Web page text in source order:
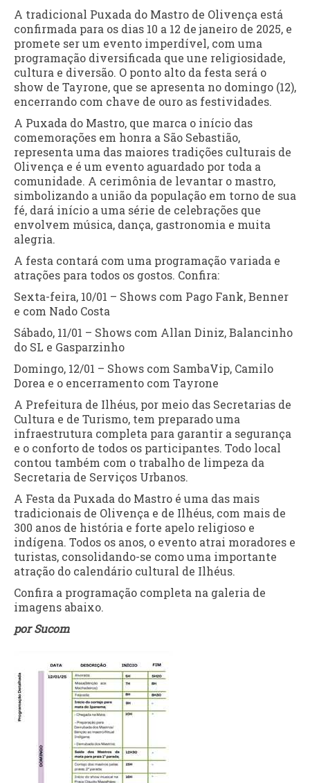
A tradicional Puxada do Mastro de Olivença está
confirmada para os dias 10 a 12 de janeiro de 2025, e
promete ser um evento imperdível, com uma
programação diversificada que une religiosidade,
cultura e diversão. O ponto alto da festa será o
show de Tayrone, que se apresenta no domingo (12),
encerrando com chave de ouro as festividades.
A Puxada do Mastro, que marca o início das
comemorações em honra a São Sebastião,
representa uma das maiores tradições culturais de
Olivença e é um evento aguardado por toda a
comunidade. A cerimônia de levantar o mastro,
simbolizando a união da população em torno de sua
fé, dará início a uma série de celebrações que
envolvem música, dança, gastronomia e muita
alegria.
A festa contará com uma programação variada e
atrações para todos os gostos. Confira:
Sexta-feira, 10/01 – Shows com Pago Fank, Benner
e com Nado Costa
Sábado, 11/01 – Shows com Allan Diniz, Balancinho
do SL e Gasparzinho
Domingo, 12/01 – Shows com SambaVip, Camilo
Dorea e o encerramento com Tayrone
A Prefeitura de Ilhéus, por meio das Secretarias de
Cultura e de Turismo, tem preparado uma
infraestrutura completa para garantir a segurança
e o conforto de todos os participantes. Todo local
contou também com o trabalho de limpeza da
Secretaria de Serviços Urbanos.
A Festa da Puxada do Mastro é uma das mais
tradicionais de Olivença e de Ilhéus, com mais de
300 anos de história e forte apelo religioso e
indígena. Todos os anos, o evento atrai moradores e
turistas, consolidando-se como uma importante
atração do calendário cultural de Ilhéus.
Confira a programação completa na galeria de
imagens abaixo.
por Sucom